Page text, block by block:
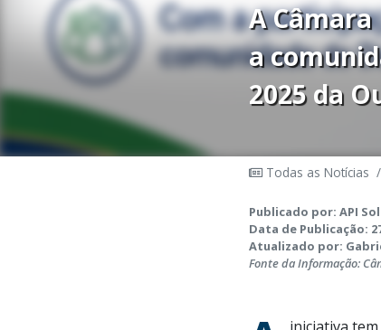
A
a
2025 da
Todas as Notícias /
Publicado por: API
Data de Publicação:
Atualizado por:
Fonte da Informação: